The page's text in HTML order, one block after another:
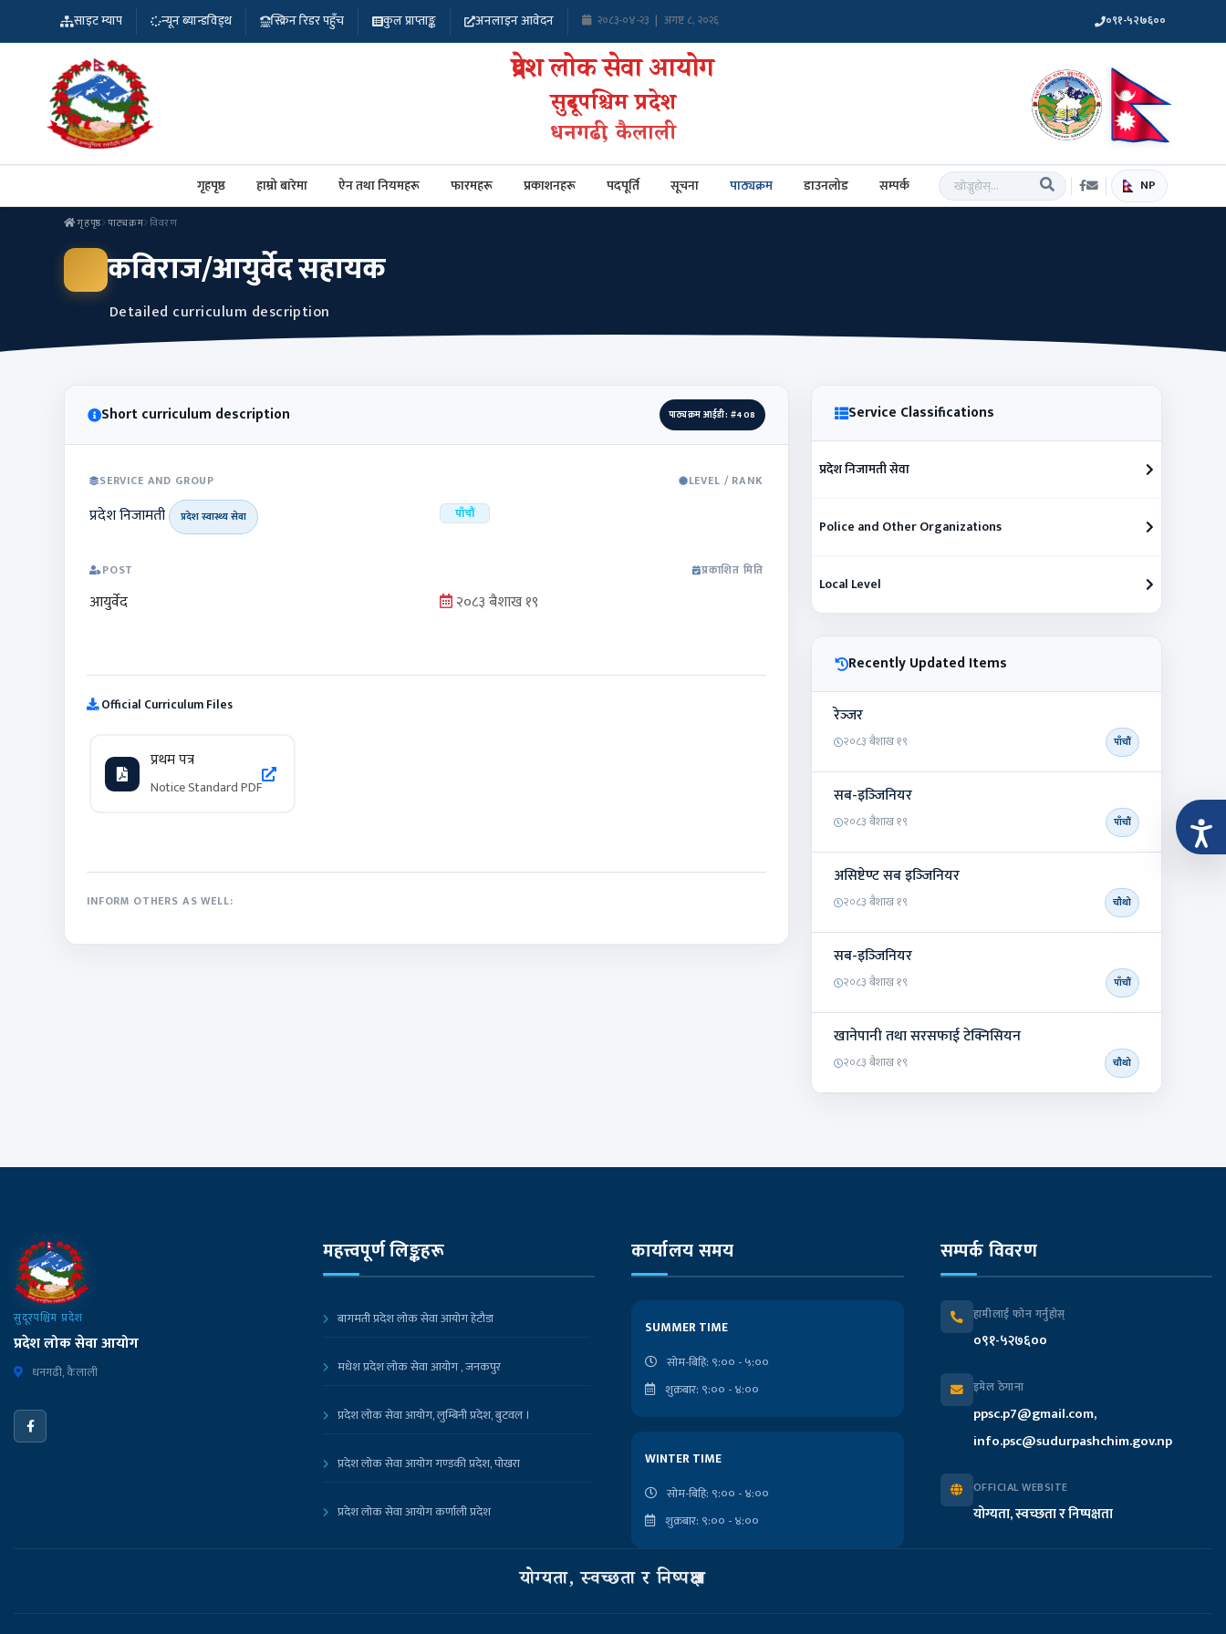
साइट म्याप न्यून ब्यान्डविड्थ स्क्रिन रिडर पहुँच कुल प्राप्ताङ्क अनलाइन आवेदन २०८३-०४-२३ | अगष्ट ८, २०२६ ०९१-५२७६००
प्रदेश लोक सेवा आयोग
सुदूरपश्चिम प्रदेश
धनगढी, कैलाली
गृहपृष्ठ हाम्रो बारेमा ऐन तथा नियमहरू फारमहरू प्रकाशनहरू पदपूर्ति सूचना पाठ्यक्रम डाउनलोड सम्पर्क NP
गृहपृष्ठ पाठ्यक्रम विवरण
कविराज/आयुर्वेद सहायक
Detailed curriculum description
Short curriculum description पाठ्यक्रम आईडी: #408
SERVICE AND GROUP
प्रदेश निजामती प्रदेश स्वास्थ्य सेवा
LEVEL / RANK
पाँचौं
POST
आयुर्वेद
प्रकाशित मिति
२०८३ बैशाख १९
Official Curriculum Files
प्रथम पत्र
Notice Standard PDF
INFORM OTHERS AS WELL:
Service Classifications
प्रदेश निजामती सेवा
Police and Other Organizations
Local Level
Recently Updated Items
रेञ्‍जर
२०८३ बैशाख १९ पाँचौं
सब-इञ्‍जिनियर
२०८३ बैशाख १९ पाँचौं
असिष्टेण्ट सब इञ्‍जिनियर
२०८३ बैशाख १९ चौथो
सब-इञ्‍जिनियर
२०८३ बैशाख १९ पाँचौं
खानेपानी तथा सरसफाई टेक्निसियन
२०८३ बैशाख १९ चौथो
सुदूरपश्चिम प्रदेश
प्रदेश लोक सेवा आयोग
धनगढी, कैलाली
महत्त्वपूर्ण लिङ्कहरू
बागमती प्रदेश लोक सेवा आयोग हेटौडा
मधेश प्रदेश लोक सेवा आयोग , जनकपुर
प्रदेश लोक सेवा आयोग, लुम्बिनी प्रदेश, बुटवल ।
प्रदेश लोक सेवा आयोग गण्डकी प्रदेश, पोखरा
प्रदेश लोक सेवा आयोग कर्णाली प्रदेश
कार्यालय समय
SUMMER TIME
सोम-बिहि: ९:०० - ५:००
शुक्रबार: ९:०० - ४:००
WINTER TIME
सोम-बिहि: ९:०० - ४:००
शुक्रबार: ९:०० - ४:००
सम्पर्क विवरण
हामीलाई फोन गर्नुहोस्
०९१-५२७६००
इमेल ठेगाना
ppsc.p7@gmail.com,
info.psc@sudurpashchim.gov.np
OFFICIAL WEBSITE
योग्यता, स्वच्छता र निष्पक्षता
योग्यता, स्वच्छता र निष्पक्षता